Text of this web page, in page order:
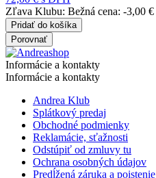
Zľava Klubu: Bežná cena: -3,00 €
Pridať do košíka
Porovnať
Informácie a kontakty
Informácie a kontakty
Andrea Klub
Splátkový predaj
Obchodné podmienky
Reklamácie, sťažnosti
Odstúpiť od zmluvy tu
Ochrana osobných údajov
Predĺžená záruka a poistenie